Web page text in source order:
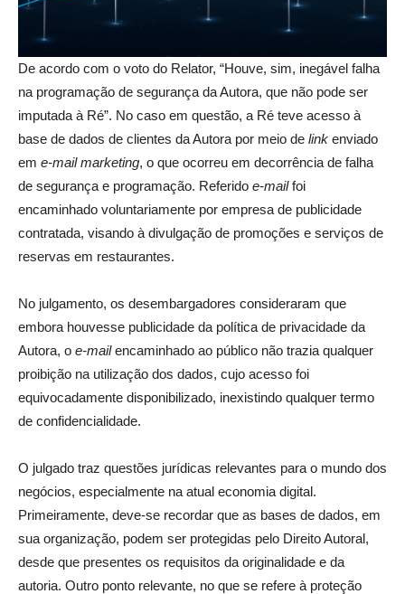
De acordo com o voto do Relator, “Houve, sim, inegável falha
na programação de segurança da Autora, que não pode ser
imputada à Ré”. No caso em questão, a Ré teve acesso à
base de dados de clientes da Autora por meio de link enviado
em e-mail marketing, o que ocorreu em decorrência de falha
de segurança e programação. Referido e-mailfoi
encaminhado voluntariamente por empresa de publicidade
contratada, visando à divulgação de promoções e serviços de
reservas em restaurantes.
No julgamento, os desembargadores consideraram que
embora houvesse publicidade da política de privacidade da
Autora, o e-mailencaminhado ao público não trazia qualquer
proibição na utilização dos dados, cujo acesso foi
equivocadamente disponibilizado, inexistindo qualquer termo
de confidencialidade.
O julgado traz questões jurídicas relevantes para o mundo dos
negócios, especialmente na atual economia digital.
Primeiramente, deve-se recordar que as bases de dados, em
sua organização, podem ser protegidas pelo Direito Autoral,
desde que presentes os requisitos da originalidade e da
autoria. Outro ponto relevante, no que se refere à proteção